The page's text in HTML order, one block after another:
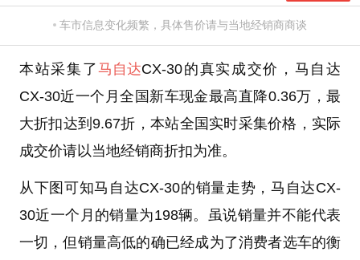
车市信息变化频繁，具体售价请与当地经销商商谈
本站采集了马自达CX-30的真实成交价，马自达
CX-30近一个月全国新车现金最高直降0.36万，最
大折扣达到9.67折，本站全国实时采集价格，实际
成交价请以当地经销商折扣为准。
从下图可知马自达CX-30的销量走势，马自达CX-
30近一个月的销量为198辆。虽说销量并不能代表
一切，但销量高低的确已经成为了消费者选车的衡